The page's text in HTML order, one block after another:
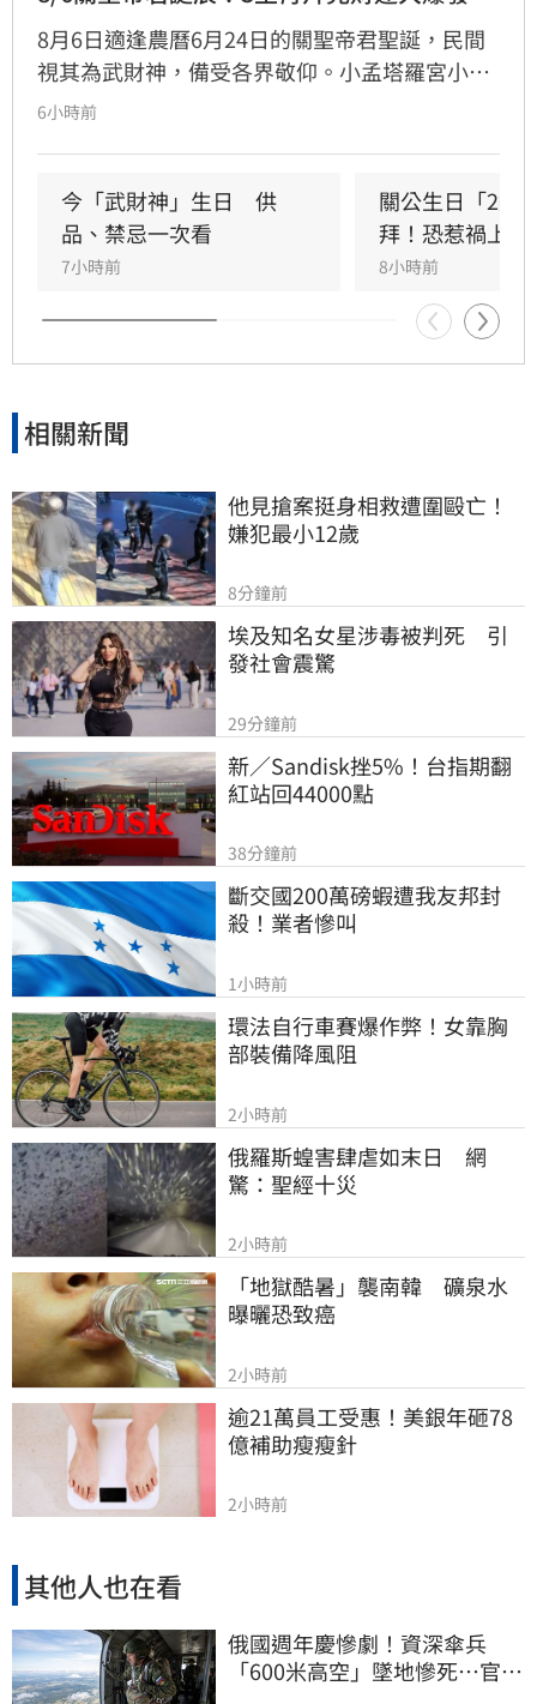
8月6日適逢農曆6月24日的關聖帝君聖誕，民間
視其為武財神，備受各界敬仰。小孟塔羅宮小立
指出，關聖帝君誕辰當日誠心祭拜，有望獲得神
產；生肖狗偏財運強，有望獲意外之財。專家強
調，無論生肖為何，只要虔誠備妥供品祭祀，皆
能祈求聖帝祖庇佑，迎來事業順遂與財源廣進的
好運勢，建議民眾把握良機，為下半年佈局求
財。
6小時前
今「武財神」生日　供
品、禁忌一次看
7小時前
關公生日「2類
拜！恐惹禍上身
8小時前
相關新聞
他見搶案挺身相救遭圍毆亡！
嫌犯最小12歲
8分鐘前
埃及知名女星涉毒被判死　引
發社會震驚
29分鐘前
新／Sandisk挫5%！台指期翻
紅站回44000點
38分鐘前
斷交國200萬磅蝦遭我友邦封
殺！業者慘叫
1小時前
環法自行車賽爆作弊！女靠胸
部裝備降風阻
2小時前
俄羅斯蝗害肆虐如末日　網
驚：聖經十災
2小時前
「地獄酷暑」襲南韓　礦泉水
曝曬恐致癌
2小時前
逾21萬員工受惠！美銀年砸78
億補助瘦瘦針
2小時前
其他人也在看
俄國週年慶慘劇！資深傘兵
「600米高空」墜地慘死…官方